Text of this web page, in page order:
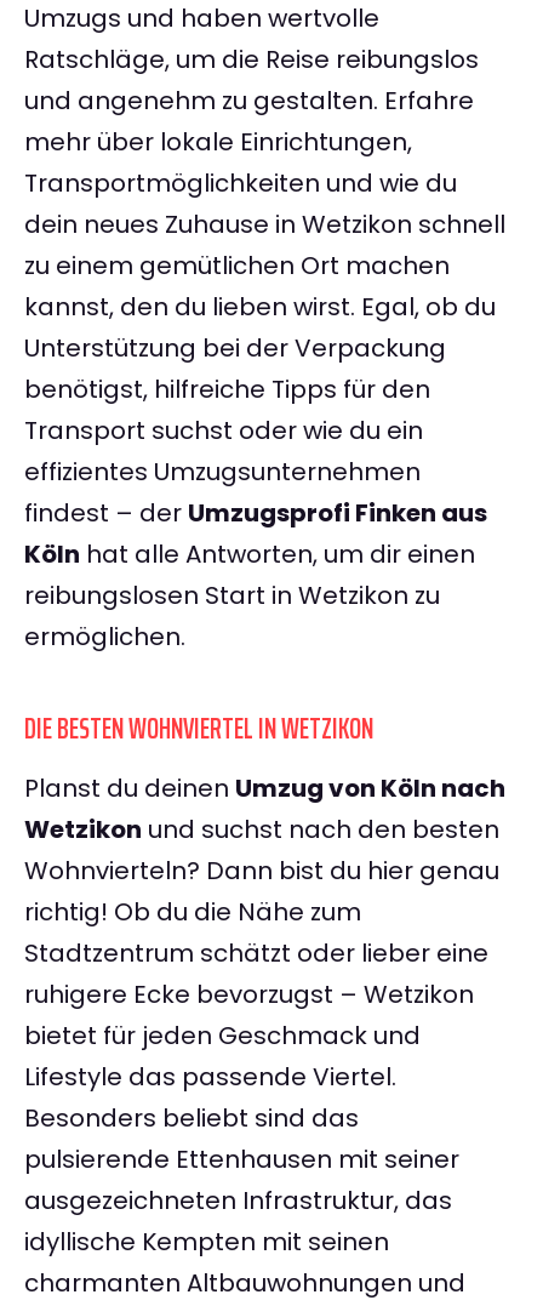
Umzugs und haben wertvolle
Ratschläge, um die Reise reibungslos
und angenehm zu gestalten. Erfahre
mehr über lokale Einrichtungen,
Transportmöglichkeiten und wie du
dein neues Zuhause in Wetzikon schnell
zu einem gemütlichen Ort machen
kannst, den du lieben wirst. Egal, ob du
Unterstützung bei der Verpackung
benötigst, hilfreiche Tipps für den
Transport suchst oder wie du ein
effizientes Umzugsunternehmen
findest – der Umzugsprofi Finken aus
Köln hat alle Antworten, um dir einen
reibungslosen Start in Wetzikon zu
ermöglichen.
DIE BESTEN WOHNVIERTEL IN WETZIKON
Planst du deinen Umzug von Köln nach
Wetzikon und suchst nach den besten
Wohnvierteln? Dann bist du hier genau
richtig! Ob du die Nähe zum
Stadtzentrum schätzt oder lieber eine
ruhigere Ecke bevorzugst – Wetzikon
bietet für jeden Geschmack und
Lifestyle das passende Viertel.
Besonders beliebt sind das
pulsierende Ettenhausen mit seiner
ausgezeichneten Infrastruktur, das
idyllische Kempten mit seinen
charmanten Altbauwohnungen und